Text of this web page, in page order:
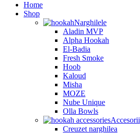
Home
Shop
Narghilele
Aladin MVP
Alpha Hookah
El-Badia
Fresh Smoke
Hoob
Kaloud
Misha
MOZE
Nube Unique
Olla Bowls
Accesorii
Creuzet narghilea